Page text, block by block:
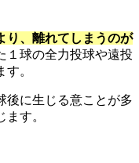
り、離れてしまうのが
１球の全力投球や遠投
。
後に生じる意ことが多
す。